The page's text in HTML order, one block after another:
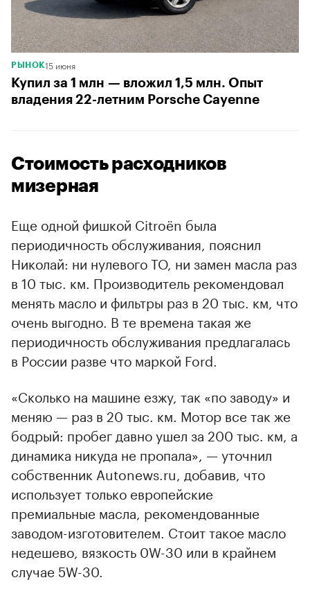
РЫНОК15 июня
Купил за 1 млн — вложил 1,5 млн. Опыт
владения 22-летним Porsche Cayenne
Стоимость расходников
мизерная
Еще одной фишкой Citroёn была
периодичность обслуживания, пояснил
Николай: ни нулевого ТО, ни замен масла раз
в 10 тыс. км. Производитель рекомендовал
менять масло и фильтры раз в 20 тыс. км, что
очень выгодно. В те времена такая же
периодичность обслуживания предлагалась
в России разве что маркой Ford.
«Сколько на машине езжу, так «по заводу» и
меняю — раз в 20 тыс. км. Мотор все так же
бодрый: пробег давно ушел за 200 тыс. км, а
динамика никуда не пропала», — уточнил
собственник Autonews.ru, добавив, что
использует только европейские
премиальные масла, рекомендованные
заводом-изготовителем. Стоит такое масло
недешево, вязкость 0W-30 или в крайнем
случае 5W-30.